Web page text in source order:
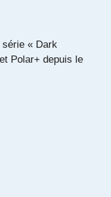
série « Dark
Polar+ depuis le